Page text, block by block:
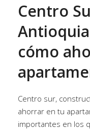
Centro
cómo
Centro sur,
ahorrar en tu
importantes en los